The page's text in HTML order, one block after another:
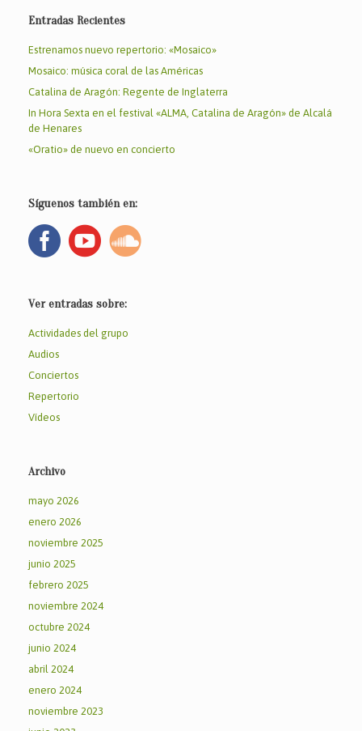
Entradas Recientes
Estrenamos nuevo repertorio: «Mosaico»
Mosaico: música coral de las Américas
Catalina de Aragón: Regente de Inglaterra
In Hora Sexta en el festival «ALMA, Catalina de Aragón» de Alcalá
de Henares
«Oratio» de nuevo en concierto
Síguenos también en:
Ver entradas sobre:
Actividades del grupo
Audios
Conciertos
Repertorio
Vídeos
Archivo
mayo 2026
enero 2026
noviembre 2025
junio 2025
febrero 2025
noviembre 2024
octubre 2024
junio 2024
abril 2024
enero 2024
noviembre 2023